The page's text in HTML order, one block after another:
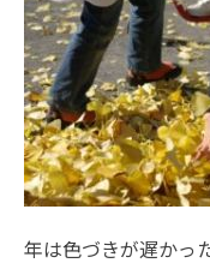
年は色づきが遅かっ